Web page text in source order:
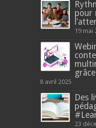
pour
19 mai
8 avril 2025
Des
23